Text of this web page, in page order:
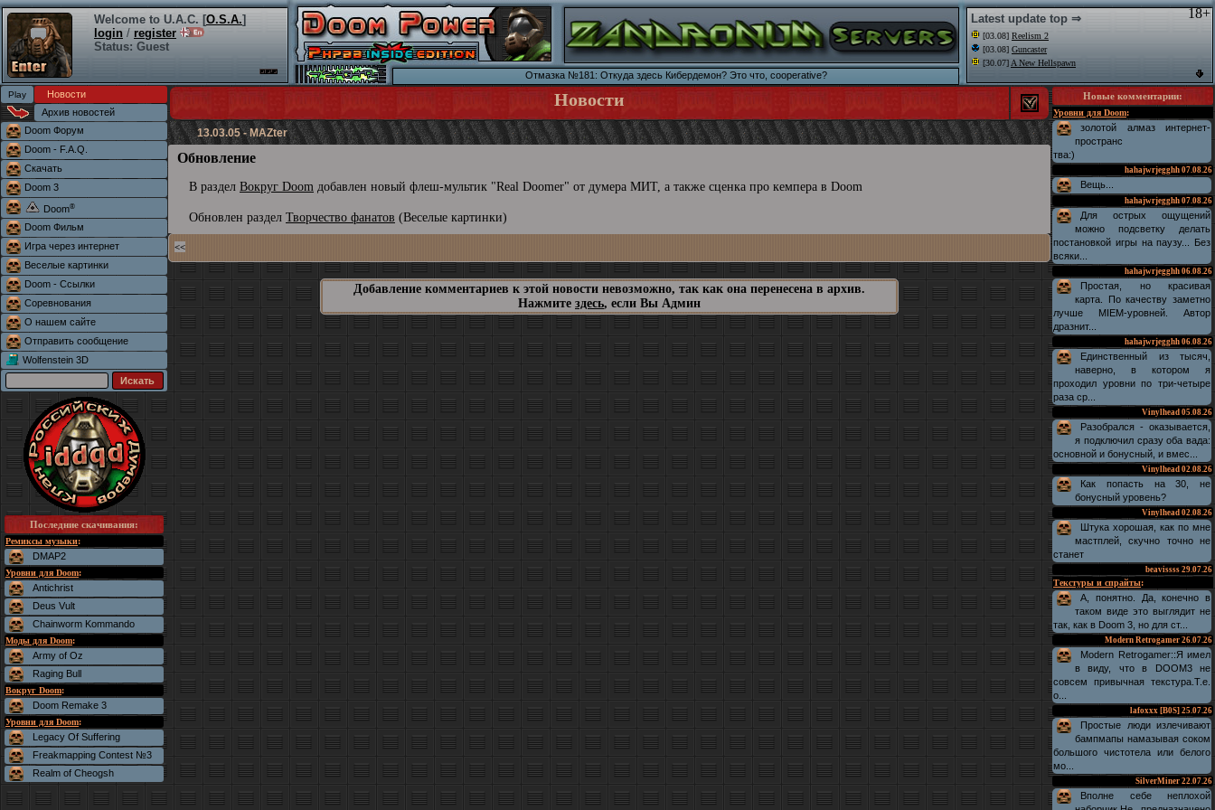
18+
Welcome to U.A.C. [O.S.A.]
login / register
Status: Guest
Latest update top ⇒
[03.08] Reelism 2
[03.08] Guncaster
[30.07] A New Hellspawn
Отмазка №181: Откуда здесь Кибердемон? Это что, cooperative?
Новости
Архив новостей
Doom Форум
Doom - F.A.Q.
Скачать
Doom 3
Doom®
Doom Фильм
Игра через интернет
Веселые картинки
Doom - Ссылки
Соревнования
О нашем сайте
Отправить сообщение
Wolfenstein 3D
Последние скачивания:
Ремиксы музыки:
DMAP2
Уровни для Doom:
Antichrist
Deus Vult
Chainworm Kommando
Моды для Doom:
Army of Oz
Raging Bull
Вокруг Doom:
Doom Remake 3
Уровни для Doom:
Legacy Of Suffering
Freakmapping Contest №3
Realm of Cheogsh
Новости
13.03.05 - MAZter
Обновление
В раздел Вокруг Doom добавлен новый флеш-мультик "Real Doomer" от думера МИТ, а также сценка про кемпера в Doom
Обновлен раздел Творчество фанатов (Веселые картинки)
<<
Добавление комментариев к этой новости невозможно, так как она перенесена в архив.
Нажмите здесь, если Вы Админ
Новые комментарии:
Уровни для Doom:
золотой алмаз интернет-
пространс
тва:)
hahajwrjegghh 07.08.26
Вещь...
hahajwrjegghh 07.08.26
Для острых ощущений
можно подсветку делать
постановкой игры на паузу... Без
всяки...
hahajwrjegghh 06.08.26
Простая, но красивая
карта. По качеству заметно
лучше MIEM-уровней. Автор
дразнит...
hahajwrjegghh 06.08.26
Единственный из тысяч,
наверно, в котором я
проходил уровни по три-четыре
раза ср...
Vinylhead 05.08.26
Разобрался - оказывается,
я подключил сразу оба вада:
основной и бонусный, и вмес...
Vinylhead 02.08.26
Как попасть на 30, не
бонусный уровень?
Vinylhead 02.08.26
Штука хорошая, как по мне
мастплей, скучно точно не
станет
beavissss 29.07.26
Текстуры и спрайты:
А, понятно. Да, конечно в
таком виде это выглядит не
так, как в Doom 3, но для ст...
Modern Retrogamer 26.07.26
Modern Retrogamer::Я имел
в виду, что в DOOM3 не
совсем привычная текстура.Т.е.
о...
lafoxxx [B0S] 25.07.26
Простые люди излечивают
бампмапы намазывая соком
большого чистотела или белого
мо...
SilverMiner 22.07.26
Вполне себе неплохой